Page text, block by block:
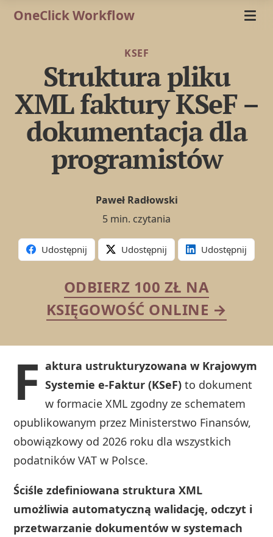
OneClick Workflow
KSEF
Struktura pliku
XML faktury KSeF –
dokumentacja dla
programistów
Paweł Radłowski
5 min. czytania
Udostępnij Udostępnij Udostępnij
ODBIERZ 100 ZŁ NA
KSIĘGOWOŚĆ ONLINE →
F aktura ustrukturyzowana w Krajowym
Systemie e-Faktur (KSeF) to dokument
w formacie XML zgodny ze schematem
opublikowanym przez Ministerstwo Finansów,
obowiązkowy od 2026 roku dla wszystkich
podatników VAT w Polsce.
Ściśle zdefiniowana struktura XML
umożliwia automatyczną walidację, odczyt i
przetwarzanie dokumentów w systemach